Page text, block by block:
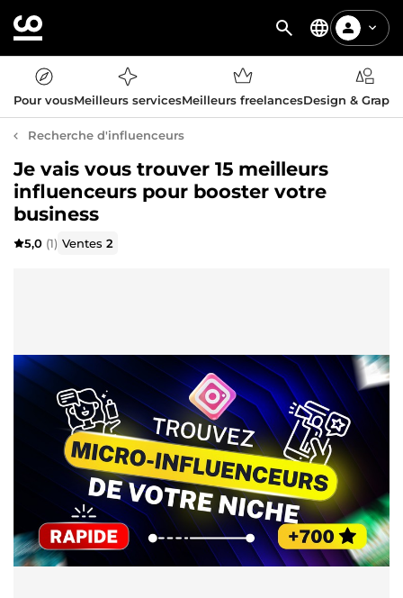
Pour vousMeilleurs servicesMeilleurs freelancesDesign &
Recherche d'influenceurs
Je vais vous trouver 15 meilleurs
influenceurs pour booster votre
business
5,0 (1) Ventes2